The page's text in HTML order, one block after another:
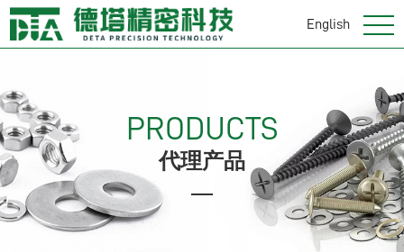
English
PRODUCTS
代理产品